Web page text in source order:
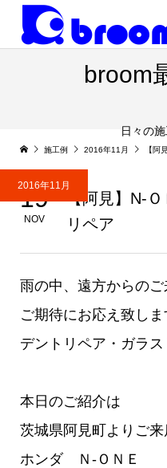
broom
日々の
施工例 2016年11月 【阿
2016年11月
19
NOV
【阿見】N-
リペア
雨の中、遠方からのご
ご期待にお応え致しま
デントリペア・ガラス
本日のご紹介は
茨城県阿見町よりご来
ホンダ Ｎ-ＯＮＥ